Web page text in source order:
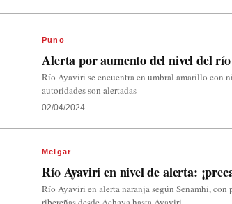
Puno
Alerta por aumento del nivel del
Río Ayaviri se encuentra en umbral amarillo con
autoridades son alertadas
02/04/2024
Melgar
Río Ayaviri en nivel de alerta:
Río Ayaviri en alerta naranja según Senamhi, con